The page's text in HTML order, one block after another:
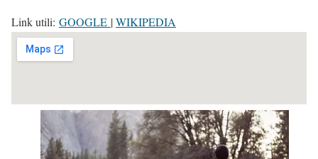
Link utili: GOOGLE |WIKIPEDIA